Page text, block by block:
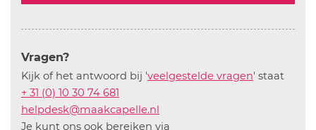
Vragen?
Kijk of het antwoord bij 'veelgestelde vragen' staat
+ 31 (0) 10 30 74 681
helpdesk@maakcapelle.nl
Je kunt ons ook bereiken via